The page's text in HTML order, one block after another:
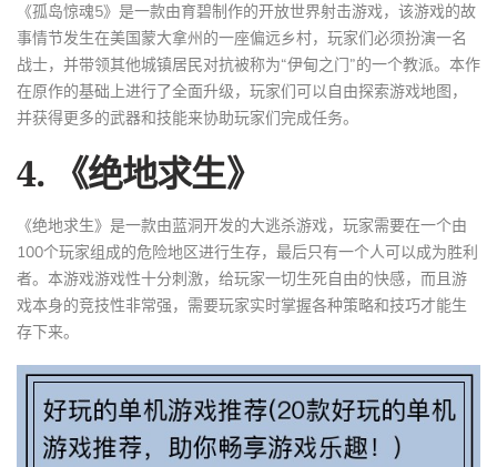
《孤岛惊魂5》是一款由育碧制作的开放世界射击游戏，该游戏的故
事情节发生在美国蒙大拿州的一座偏远乡村，玩家们必须扮演一名
战士，并带领其他城镇居民对抗被称为“伊甸之门”的一个教派。本作
在原作的基础上进行了全面升级，玩家们可以自由探索游戏地图，
并获得更多的武器和技能来协助玩家们完成任务。
4. 《绝地求生》
《绝地求生》是一款由蓝洞开发的大逃杀游戏，玩家需要在一个由
100个玩家组成的危险地区进行生存，最后只有一个人可以成为胜利
者。本游戏游戏性十分刺激，给玩家一切生死自由的快感，而且游
戏本身的竞技性非常强，需要玩家实时掌握各种策略和技巧才能生
存下来。